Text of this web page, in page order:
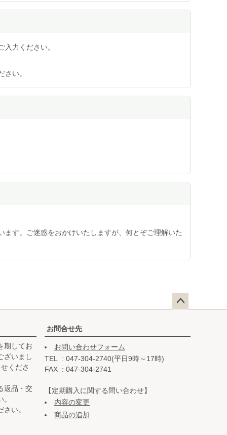
力ください。
い。
す。ご迷惑をおかけいたしますが、何とぞご理解いた
ップ
期してお
ざいまし
くださ
返品・交
い。
お問合せ先
お問い合わせフォーム
TEL
047-304-2740(平日9時～17時)
FAX
047-304-2741
【定期購入に関する問い合わせ】
内容の変更
商品の追加